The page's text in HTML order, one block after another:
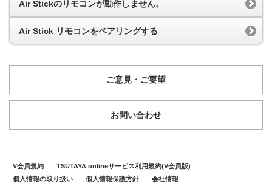
Air Stickのリモコンが動作しません。
Air Stick リモコンをペアリングする
ご意見・ご要望
お問い合わせ
V会員規約
TSUTAYA onlineサービス利用規約(V会員版)
個人情報の取り扱い
個人情報保護方針 会社情報